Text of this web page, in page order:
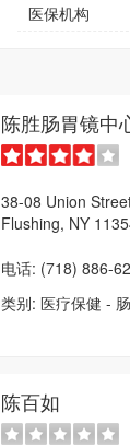
医保机构
陈胜肠胃镜中
38-08 Union
Flushing, NY
电话: (718) 886-
类别: 医疗保健 -
陈百如